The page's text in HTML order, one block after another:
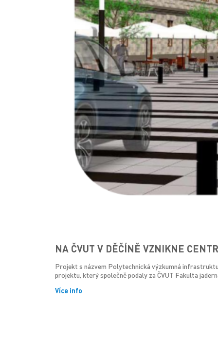
NA ČVUT V DĚČÍNĚ VZNIKNE
Projekt s názvem Polytechnická výzkumná
projektu, který společně podaly za ČVUT Fakulta
Více info